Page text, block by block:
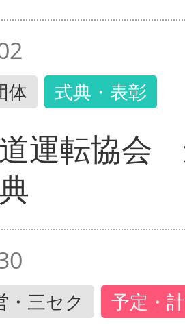
体 式典・表彰
運転協会
・三セク 予定・